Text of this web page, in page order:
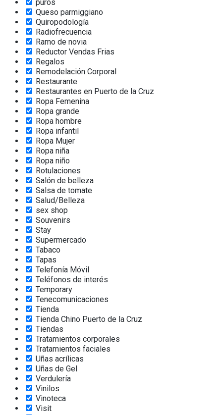
puros
Queso parmiggiano
Quiropodología
Radiofrecuencia
Ramo de novia
Reductor Vendas Frias
Regalos
Remodelación Corporal
Restaurante
Restaurantes en Puerto de la Cruz
Ropa Femenina
Ropa grande
Ropa hombre
Ropa infantil
Ropa Mujer
Ropa niña
Ropa niño
Rotulaciones
Salón de belleza
Salsa de tomate
Salud/Belleza
sex shop
Souvenirs
Stay
Supermercado
Tabaco
Tapas
Telefonía Móvil
Teléfonos de interés
Temporary
Tenecomunicaciones
Tienda
Tienda Chino Puerto de la Cruz
Tiendas
Tratamientos corporales
Tratamientos faciales
Uñas acrílicas
Uñas de Gel
Verdulería
Vinilos
Vinoteca
Visit